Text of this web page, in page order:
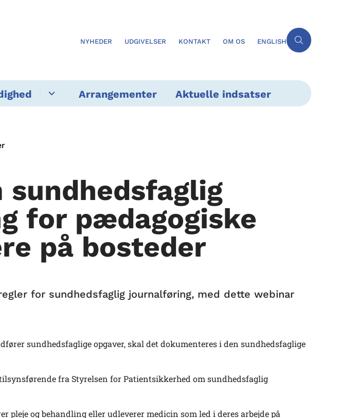
NYHEDER UDGIVELSER KONTAKT OM OS ENGLISH
Arrangementer Aktuelle indsatser
sundhedsfaglig
for pædagogiske
på bosteder
for sundhedsfaglig journalføring, med dette webinar
sundhedsfaglige opgaver, skal det dokumenteres i den sundhedsfaglige
fra Styrelsen for Patientsikkerhed om sundhedsfaglig
pleje og behandling eller udleverer medicin som led i deres arbejde på